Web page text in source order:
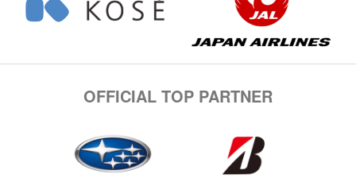
OFFICIAL TOP PARTNER